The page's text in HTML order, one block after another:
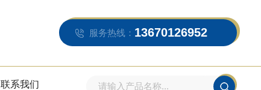
服务热线： 13670126952
联系我们